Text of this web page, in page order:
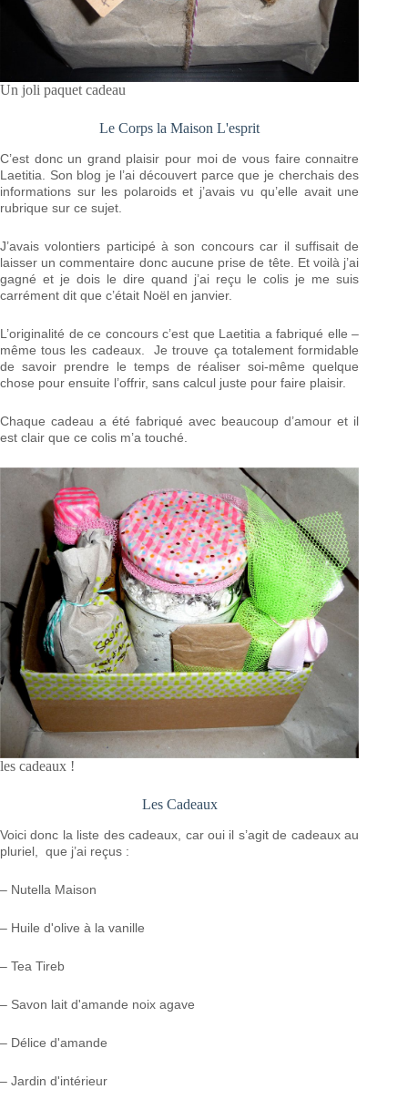
Un joli paquet cadeau
Le Corps la Maison L'esprit
C’est donc un grand plaisir pour moi de vous faire connaitre
Laetitia. Son blog je l’ai découvert parce que je cherchais des
informations sur les polaroids et j’avais vu qu’elle avait une
rubrique sur ce sujet.
J’avais volontiers participé à son concours car il suffisait de
laisser un commentaire donc aucune prise de tête. Et voilà j’ai
gagné et je dois le dire quand j’ai reçu le colis je me suis
carrément dit que c’était Noël en janvier.
L’originalité de ce concours c’est que Laetitia a fabriqué elle –
même tous les cadeaux. Je trouve ça totalement formidable
de savoir prendre le temps de réaliser soi-même quelque
chose pour ensuite l’offrir, sans calcul juste pour faire plaisir.
Chaque cadeau a été fabriqué avec beaucoup d’amour et il
est clair que ce colis m’a touché.
les cadeaux !
Les Cadeaux
Voici donc la liste des cadeaux, car oui il s’agit de cadeaux au
pluriel, que j’ai reçus :
– Nutella Maison
– Huile d'olive à la vanille
– Tea Tireb
– Savon lait d'amande noix agave
– Délice d'amande
– Jardin d'intérieur